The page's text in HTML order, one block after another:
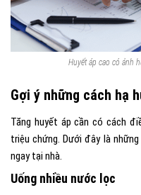
Huyết áp cao có ảnh
Gợi ý những cách hạ
Tăng huyết áp cần có cách
triệu chứng. Dưới đây là những
ngay tại nhà.
Uống nhiều nước lọc